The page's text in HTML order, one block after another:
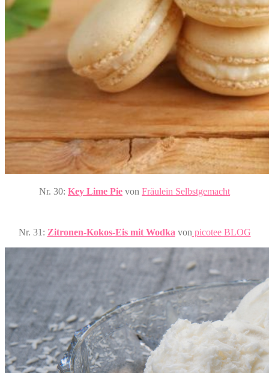
Nr. 30: Key Lime Pie von Fräulein Selbstgemacht
Nr. 31: Zitronen-Kokos-Eis mit Wodkavonpicotee BLOG